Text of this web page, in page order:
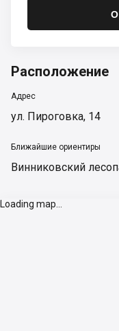
Расположение
Адрес
ул. Пироговка, 14
Ближайшие ориентиры
Винниковский
Loading map...